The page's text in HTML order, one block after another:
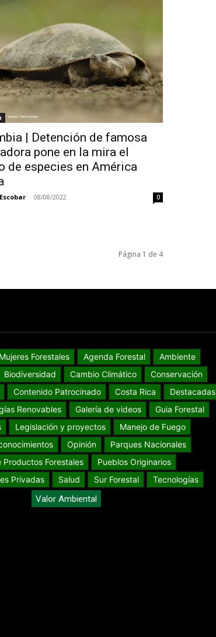
| Detención de famosa
pone en la mira el
de especies en América
- 08/08/2022 0
Página 1 de 4
Forestales Agenda Forestal
Ambiente
Biodiversidad Cambio Climático
Conservación
Contenido Patrocinado Costa Rica
Destacadas
Renovables Galería de videos
Guia Forestal
Legislación y proyectos
Manejo de Fuego
Opinión
Parques Nacionales
Productos Forestales
Pueblos Originarios
Privadas
Salud Sur Forestal Tecnologías
Valor Ambiental